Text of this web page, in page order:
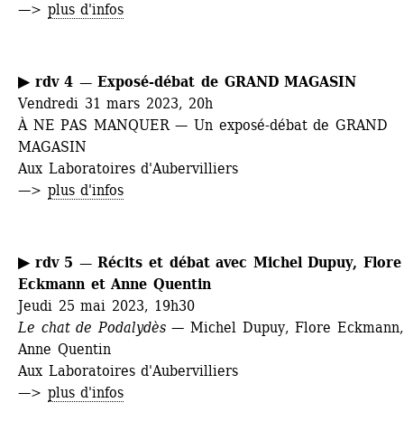
—> plus d'infos
▶ rdv 4 — Exposé-débat de GRAND MAGASIN
Vendredi 31 mars 2023, 20h
À NE PAS MANQUER — Un exposé-débat de GRAND
MAGASIN
Aux Laboratoires d'Aubervilliers
—> plus d'infos
▶ rdv 5 — Récits et débat avec Michel Dupuy, Flore
Eckmann et Anne Quentin
Jeudi 25 mai 2023, 19h30
Le chat de Podalydès — Michel Dupuy, Flore Eckmann,
Anne Quentin
Aux Laboratoires d'Aubervilliers
—> plus d'infos